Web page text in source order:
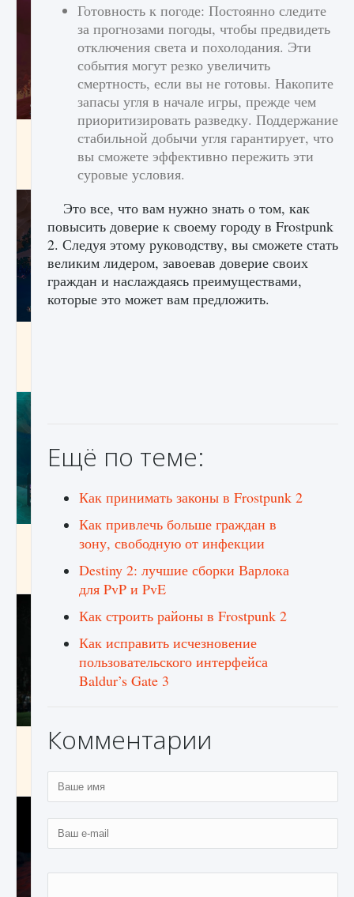
Как приручить существ джунглей Нари в
игре Creatures of Ava
9 августа 2024 1 218
Как приручить существ из степей Тамура в
игре Creatures of Ava
9 августа 2024 1 164 0 0
Как исправить ошибку EA FC 25 beta,
9 августа 2024
Готовность к погоде: Постоянно следите
за прогнозами погоды, чтобы предвидеть
отключения света и похолодания. Эти
события могут резко увеличить
смертность, если вы не готовы. Накопите
запасы угля в начале игры, прежде чем
приоритизировать разведку. Поддержание
стабильной добычи угля гарантирует, что
вы сможете эффективно пережить эти
суровые условия.
Это все, что вам нужно знать о том, как
повысить доверие к своему городу в Frostpunk
2. Следуя этому руководству, вы сможете стать
великим лидером, завоевав доверие своих
граждан и наслаждаясь преимуществами,
которые это может вам предложить.
Ещё по теме:
Как принимать законы в Frostpunk 2
Как привлечь больше граждан в
зону, свободную от инфекции
Destiny 2: лучшие сборки Варлока
для PvP и PvE
Как строить районы в Frostpunk 2
Как исправить исчезновение
пользовательского интерфейса
Baldur’s Gate 3
Комментарии